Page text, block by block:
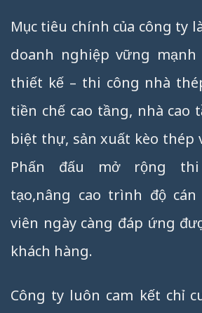
Mục tiêu chính của công ty
doanh nghiệp vững
thiết kế – thi công nhà
tiền chế cao tầng, nhà cao
biệt thự, sản xuất kèo thép
Phấn đấu mở rộng
tạo,nâng cao trình độ
viên ngày càng đáp ứng
khách hàng.
Công ty luôn cam kết chỉ